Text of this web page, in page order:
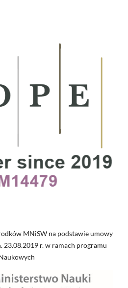
MNiSW na podstawie umowy
r. w ramach programu